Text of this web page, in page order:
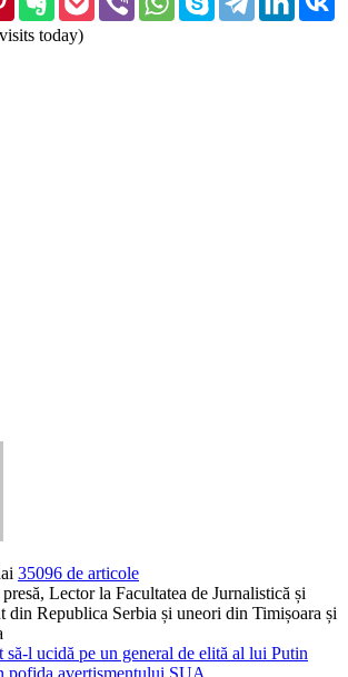
today)
35096 de articole
Lector la Facultatea de Jurnalistică și
din Republica Serbia și uneori din Timișoara și